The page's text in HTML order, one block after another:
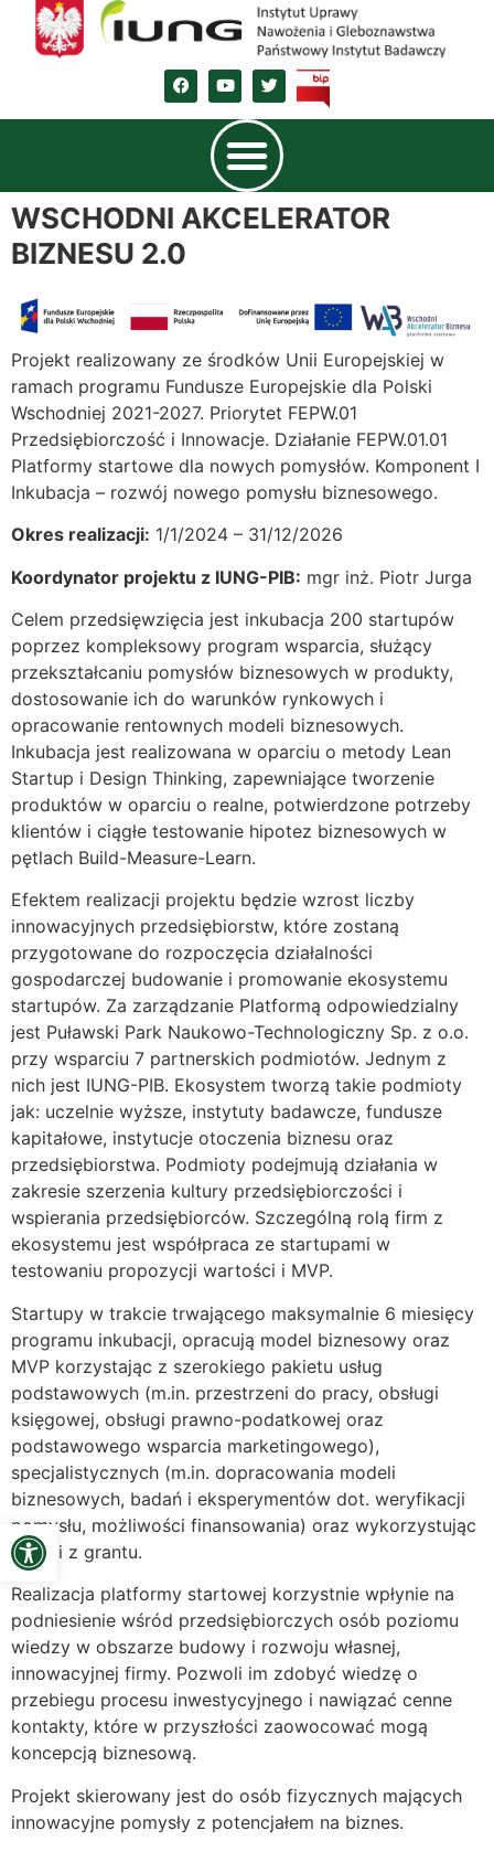
Open toolbar
WSCHODNI AKCELERATOR
BIZNESU 2.0
Projekt realizowany ze środków Unii Europejskiej w
ramach programu Fundusze Europejskie dla Polski
Wschodniej 2021-2027. Priorytet FEPW.01
Przedsiębiorczość i Innowacje. Działanie FEPW.01.01
Platformy startowe dla nowych pomysłów. Komponent I
Inkubacja – rozwój nowego pomysłu biznesowego.
Okres realizacji: 1/1/2024 – 31/12/2026
Koordynator projektu z IUNG-PIB: mgr inż. Piotr Jurga
Celem przedsięwzięcia jest inkubacja 200 startupów
poprzez kompleksowy program wsparcia, służący
przekształcaniu pomysłów biznesowych w produkty,
dostosowanie ich do warunków rynkowych i
opracowanie rentownych modeli biznesowych.
Inkubacja jest realizowana w oparciu o metody Lean
Startup i Design Thinking, zapewniające tworzenie
produktów w oparciu o realne, potwierdzone potrzeby
klientów i ciągłe testowanie hipotez biznesowych w
pętlach Build-Measure-Learn.
Efektem realizacji projektu będzie wzrost liczby
innowacyjnych przedsiębiorstw, które zostaną
przygotowane do rozpoczęcia działalności
gospodarczej budowanie i promowanie ekosystemu
startupów. Za zarządzanie Platformą odpowiedzialny
jest Puławski Park Naukowo-Technologiczny Sp. z o.o.
przy wsparciu 7 partnerskich podmiotów. Jednym z
nich jest IUNG-PIB. Ekosystem tworzą takie podmioty
jak: uczelnie wyższe, instytuty badawcze, fundusze
kapitałowe, instytucje otoczenia biznesu oraz
przedsiębiorstwa. Podmioty podejmują działania w
zakresie szerzenia kultury przedsiębiorczości i
wspierania przedsiębiorców. Szczególną rolą firm z
ekosystemu jest współpraca ze startupami w
testowaniu propozycji wartości i MVP.
Startupy w trakcie trwającego maksymalnie 6 miesięcy
programu inkubacji, opracują model biznesowy oraz
MVP korzystając z szerokiego pakietu usług
podstawowych (m.in. przestrzeni do pracy, obsługi
księgowej, obsługi prawno-podatkowej oraz
podstawowego wsparcia marketingowego),
specjalistycznych (m.in. dopracowania modeli
biznesowych, badań i eksperymentów dot. weryfikacji
pomysłu, możliwości finansowania) oraz wykorzystując
środki z grantu.
Realizacja platformy startowej korzystnie wpłynie na
podniesienie wśród przedsiębiorczych osób poziomu
wiedzy w obszarze budowy i rozwoju własnej,
innowacyjnej firmy. Pozwoli im zdobyć wiedzę o
przebiegu procesu inwestycyjnego i nawiązać cenne
kontakty, które w przyszłości zaowocować mogą
koncepcją biznesową.
Projekt skierowany jest do osób fizycznych mających
innowacyjne pomysły z potencjałem na biznes.